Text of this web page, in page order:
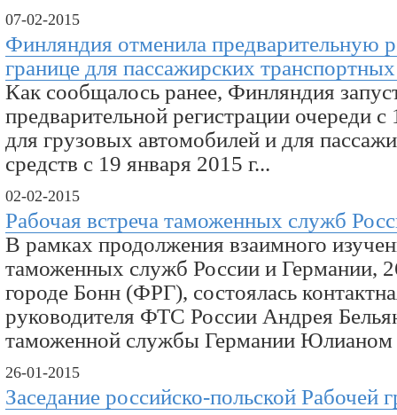
07-02-2015
Финляндия отменила предварительную
границе для пассажирских
Как сообщалось ранее, Финляндия
предварительной регистрации очереди с
для грузовых автомобилей и для
средств с 19 января 2015 г...
02-02-2015
Рабочая встреча таможенных служб
В рамках продолжения взаимного
таможенных служб России и Германии,
городе Бонн (ФРГ), состоялась
руководителя ФТС России Андрея
таможенной службы Германии Юлианом
26-01-2015
Заседание российско-польской Рабочей